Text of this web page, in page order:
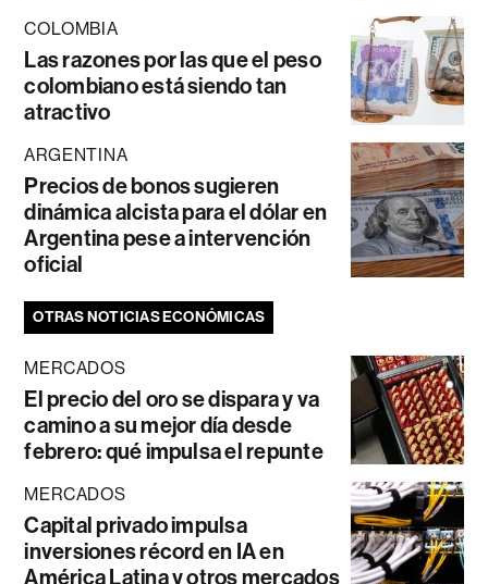
COLOMBIA
Las razones por las que el peso
colombiano está siendo tan
atractivo
ARGENTINA
Precios de bonos sugieren
dinámica alcista para el dólar en
Argentina pese a intervención
oficial
OTRAS NOTICIAS ECONÓMICAS
MERCADOS
El precio del oro se dispara y va
camino a su mejor día desde
febrero: qué impulsa el repunte
MERCADOS
Capital privado impulsa
inversiones récord en IA en
América Latina y otros mercados